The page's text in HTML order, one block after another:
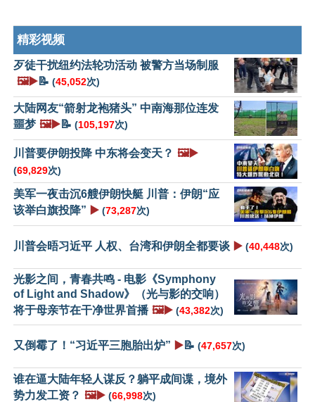
精彩视频
歹徒干扰纽约法轮功活动 被警方当场制服
🖼️▶️📝 (45,052次)
大陆网友“箭射龙袍猪头” 中南海那位连发
噩梦 🖼️▶️📝 (105,197次)
川普要伊朗投降 中东将会变天？ 🖼️▶️
(69,829次)
美军一夜击沉6艘伊朗快艇 川普：伊朗“应
该举白旗投降” ▶️ (73,287次)
川普会晤习近平 人权、台湾和伊朗全都要谈 ▶️ (40,448次)
光影之间，青春共鸣 - 电影《Symphony
of Light and Shadow》（光与影的交响）
将于母亲节在干净世界首播 🖼️▶️ (43,382次)
又倒霉了！“习近平三胞胎出炉” ▶️📝 (47,657次)
谁在逼大陆年轻人谋反？躺平成间谍，境外
势力发工资？ 🖼️▶️ (66,998次)